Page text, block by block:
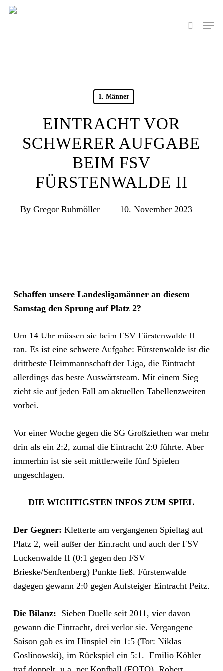
Skip
search
Menu
1. Männer
EINTRACHT VOR
SCHWERER AUFGABE
BEIM FSV
FÜRSTENWALDE II
By Gregor Ruhmöller 10. November 2023
Schaffen unsere Landesligamänner an diesem
Samstag den Sprung auf Platz 2?
Um 14 Uhr müssen sie beim FSV Fürstenwalde II
ran. Es ist eine schwere Aufgabe: Fürstenwalde ist die
drittbeste Heimmannschaft der Liga, die Eintracht
allerdings das beste Auswärtsteam. Mit einem Sieg
zieht sie auf jeden Fall am aktuellen Tabellenzweiten
vorbei.
Vor einer Woche gegen die SG Großziethen war mehr
drin als ein 2:2, zumal die Eintracht 2:0 führte. Aber
immerhin ist sie seit mittlerweile fünf Spielen
ungeschlagen.
DIE WICHTIGSTEN INFOS ZUM SPIEL
Der Gegner: Kletterte am vergangenen Spieltag auf
Platz 2, weil außer der Eintracht und auch der FSV
Luckenwalde II (0:1 gegen den FSV
Brieske/Senftenberg) Punkte ließ. Fürstenwalde
dagegen gewann 2:0 gegen Aufsteiger Eintracht Peitz.
Die Bilanz: Sieben Duelle seit 2011, vier davon
gewann die Eintracht, drei verlor sie. Vergangene
Saison gab es im Hinspiel ein 1:5 (Tor: Niklas
Goslinowski), im Rückspiel ein 5:1. Emilio Köhler
traf doppelt, u.a. per Kopfball (FOTO), Robert